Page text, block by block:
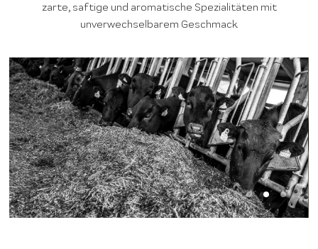
zarte, saftige und aromatische Spezialitäten mit
unverwechselbarem Geschmack.